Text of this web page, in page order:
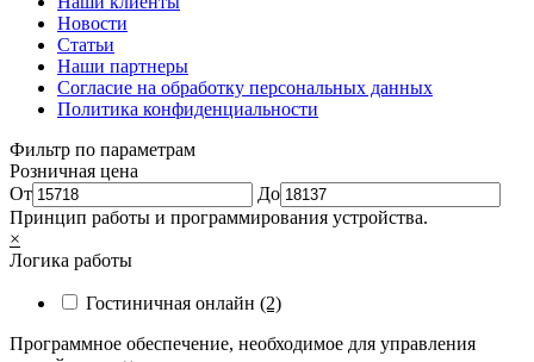
Новости
Статьи
Наши партнеры
Согласие на обработку персональных данных
Политика конфиденциальности
Фильтр по параметрам
Розничная цена
От
До
Принцип работы и программирования устройства.
×
Логика работы
Гостиничная онлайн (2)
Программное обеспечение, необходимое для управления